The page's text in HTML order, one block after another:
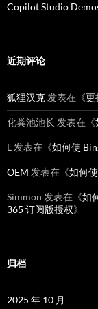
Copilot Studio
近期评论
狐狸汉克发表在《更
化粪池池长 发表在《
L发表在《如何使
OEM 发表在《如何
Simmon 发表在《如
365 订阅版授权》
归档
2025 年 10 月